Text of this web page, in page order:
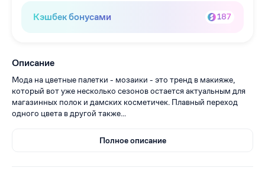
Кэшбек бонусами 187
Описание
Мода на цветные палетки - мозаики - это тренд в макияже,
который вот уже несколько сезонов остается актуальным для
магазинных полок и дамских косметичек. Плавный переход
одного цвета в другой также...
Полное описание